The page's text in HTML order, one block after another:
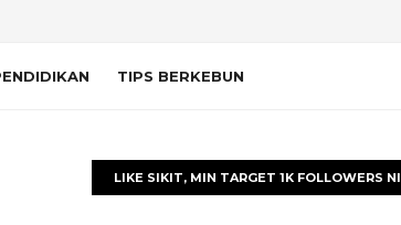
TIPS BERKEBUN
LIKE SIKIT, MIN TARGET 1K FOLLOWERS NI